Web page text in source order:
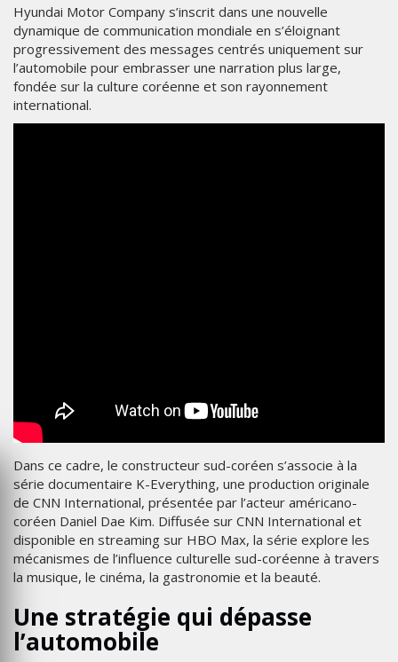
Hyundai Motor Company s’inscrit dans une nouvelle
dynamique de communication mondiale en s’éloignant
progressivement des messages centrés uniquement sur
l’automobile pour embrasser une narration plus large,
fondée sur la culture coréenne et son rayonnement
international.
Dans ce cadre, le constructeur sud-coréen s’associe à la
série documentaire K-Everything, une production originale
de CNN International, présentée par l’acteur américano-
coréen Daniel Dae Kim. Diffusée sur CNN International et
disponible en streaming sur HBO Max, la série explore les
mécanismes de l’influence culturelle sud-coréenne à travers
la musique, le cinéma, la gastronomie et la beauté.
Une stratégie qui dépasse
l’automobile